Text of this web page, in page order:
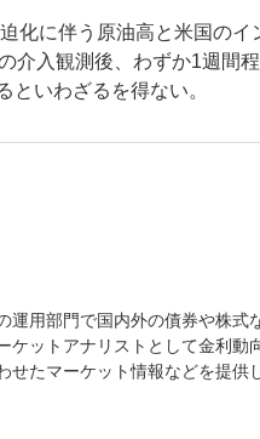
化に伴う原油高と米国の
介入観測後、わずか1週間
といわざるを得ない。
運用部門で国内外の債券や株
ケットアナリストとして金利
せたマーケット情報などを提供